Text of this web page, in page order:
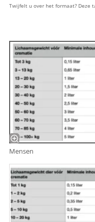
Twijfelt u over het formaat? Deze
Mensen